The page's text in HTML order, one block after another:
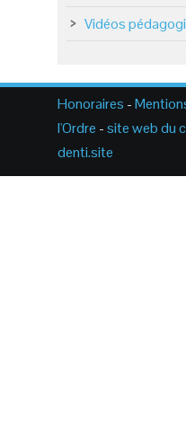
Vidéos
Honoraires -
l'Ordre -site web du
denti.site